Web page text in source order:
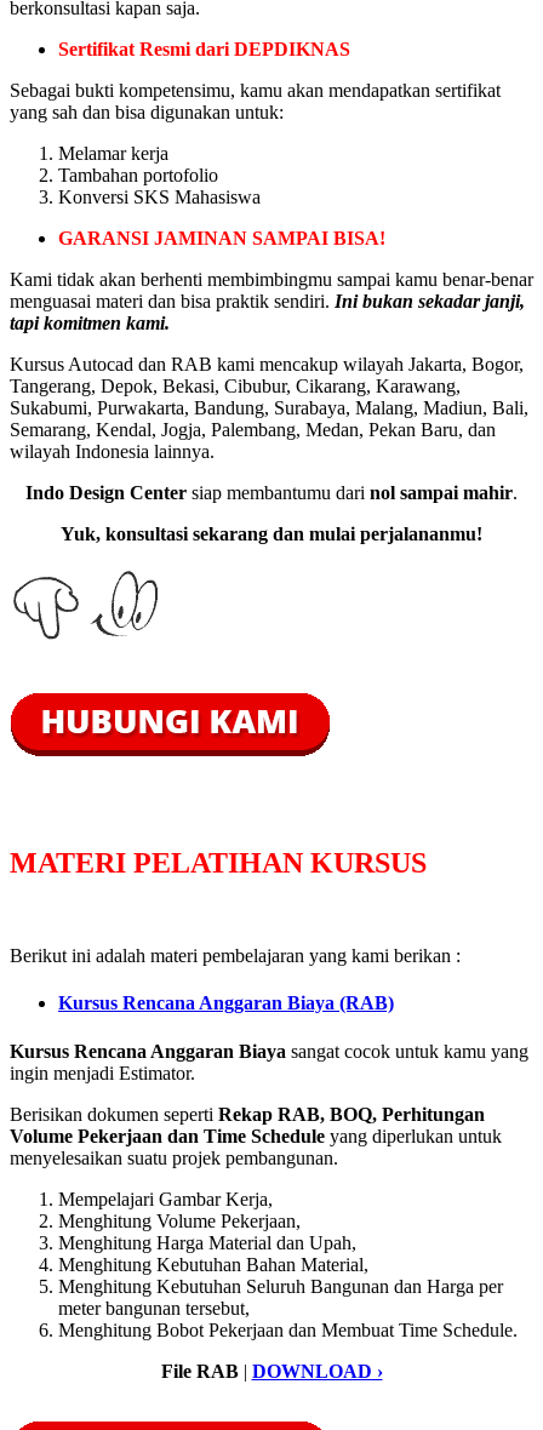
berkonsultasi kapan saja.
Sertifikat Resmi dari DEPDIKNAS
Sebagai bukti kompetensimu, kamu akan mendapatkan sertifikat
yang sah dan bisa digunakan untuk:
Melamar kerja
Tambahan portofolio
Konversi SKS Mahasiswa
GARANSI JAMINAN SAMPAI BISA!
Kami tidak akan berhenti membimbingmu sampai kamu benar-benar
menguasai materi dan bisa praktik sendiri. Ini bukan sekadar janji,
tapi komitmen kami.
Kursus Autocad dan RAB kami mencakup wilayah Jakarta, Bogor,
Tangerang, Depok, Bekasi, Cibubur, Cikarang, Karawang,
Sukabumi, Purwakarta, Bandung, Surabaya, Malang, Madiun, Bali,
Semarang, Kendal, Jogja, Palembang, Medan, Pekan Baru, dan
wilayah Indonesia lainnya.
Indo Design Center siap membantumu dari nol sampai mahir.
Yuk, konsultasi sekarang dan mulai perjalananmu!
MATERI PELATIHAN KURSUS
Berikut ini adalah materi pembelajaran yang kami berikan :
Kursus Rencana Anggaran Biaya (RAB)
Kursus Rencana Anggaran Biaya sangat cocok untuk kamu yang
ingin menjadi Estimator.
Berisikan dokumen seperti Rekap RAB, BOQ, Perhitungan
Volume Pekerjaan dan Time Schedule yang diperlukan untuk
menyelesaikan suatu projek pembangunan.
Mempelajari Gambar Kerja,
Menghitung Volume Pekerjaan,
Menghitung Harga Material dan Upah,
Menghitung Kebutuhan Bahan Material,
Menghitung Kebutuhan Seluruh Bangunan dan Harga per
meter bangunan tersebut,
Menghitung Bobot Pekerjaan dan Membuat Time Schedule.
File RAB | DOWNLOAD ›